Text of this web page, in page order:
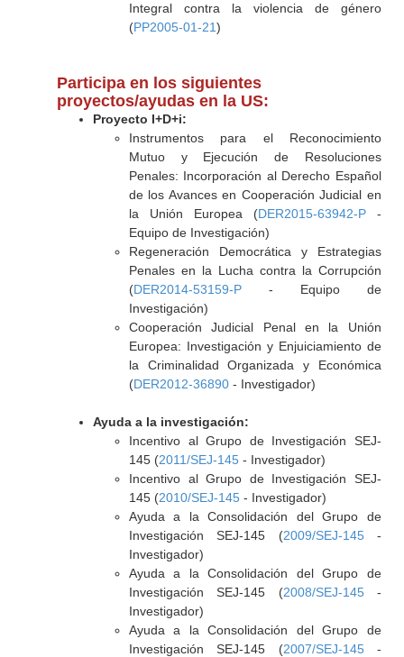
Integral contra la violencia de género
(PP2005-01-21)
Participa en los siguientes
proyectos/ayudas en la US:
Proyecto I+D+i:
Instrumentos para el Reconocimiento
Mutuo y Ejecución de Resoluciones
Penales: Incorporación al Derecho Español
de los Avances en Cooperación Judicial en
la Unión Europea (DER2015-63942-P-
Equipo de Investigación)
Regeneración Democrática y Estrategias
Penales en la Lucha contra la Corrupción
(DER2014-53159-P- Equipo de
Investigación)
Cooperación Judicial Penal en la Unión
Europea: Investigación y Enjuiciamiento de
la Criminalidad Organizada y Económica
(DER2012-36890- Investigador)
Ayuda a la investigación:
Incentivo al Grupo de Investigación SEJ-
145 (2011/SEJ-145- Investigador)
Incentivo al Grupo de Investigación SEJ-
145 (2010/SEJ-145- Investigador)
Ayuda a la Consolidación del Grupo de
Investigación SEJ-145 (2009/SEJ-145-
Investigador)
Ayuda a la Consolidación del Grupo de
Investigación SEJ-145 (2008/SEJ-145-
Investigador)
Ayuda a la Consolidación del Grupo de
Investigación SEJ-145 (2007/SEJ-145-